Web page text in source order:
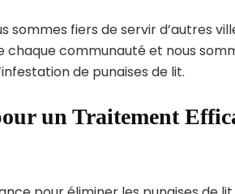
sommes fiers de servir d’autres
chaque communauté et nous
de punaises de lit.
un Traitement